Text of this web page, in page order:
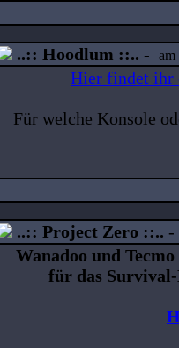
..:: Hoodlum ::.. - am
Hier findet ihr
Für welche Konsole
..:: Project Zero ::..
Wanadoo und
für das